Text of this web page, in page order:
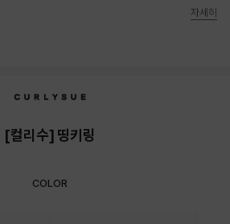
자세히
[컬리수] 띵키링
COLOR